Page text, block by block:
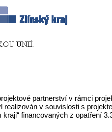
partnerství v rámci
realizován v souvislosti s
financovaných z opatření